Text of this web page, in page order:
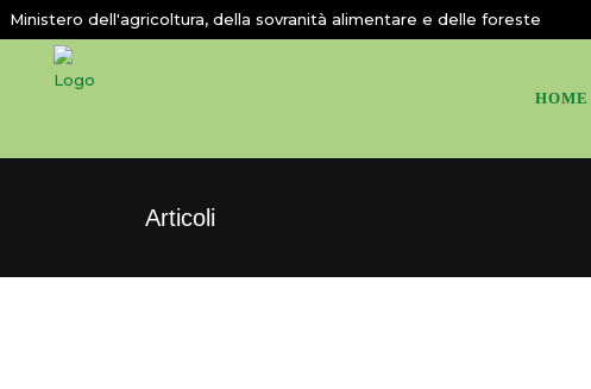
Ministero dell'agricoltura, della sovranità alimentare e delle foreste
HOME
Articoli